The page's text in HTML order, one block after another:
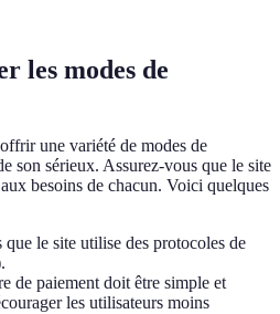
les modes de
une variété de modes de
son sérieux. Assurez-vous que le site
besoins de chacun. Voici quelques
que le site utilise des protocoles de
de paiement doit être simple et
les utilisateurs moins